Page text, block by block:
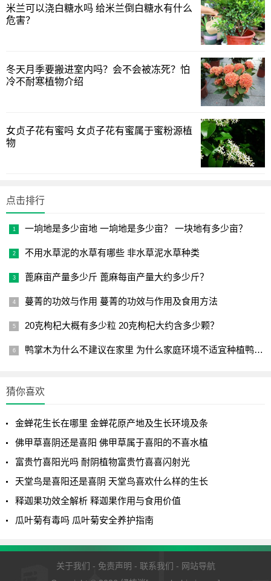
金钱树喜湿润的环境，但怕水涝，平时在浇水时，一定不
能频繁给它浇水，如果盆土长期过湿，就相当于把根系泡到
长了还容易出现根系腐烂。
在为金钱树浇水的时候，可以按照“见干见湿”的原则来进
把盆土浇透。
冬季要控制浇水，这时植株生长缓慢，需水量较少，只要
洁净，还能增加环境的湿度。
3、长期不施肥
植物花卉长得健壮、开花多，全靠有充足养分，如果平时
每10天左右为它施加一些肥料，比如可以施加一些稀薄的氮
米兰可以浇白糖水吗 给米兰倒白糖水有什么
危害？
冬天月季要搬进室内吗？会不会被冻死？怕
冷不耐寒植物介绍
女贞子花有蜜吗 女贞子花有蜜属于蜜粉源植
物
点击排行
一垧地是多少亩地 一垧地是多少亩？ 一块地有多少亩？
不用水草泥的水草有哪些 非水草泥水草种类
蓖麻亩产量多少斤 蓖麻每亩产量大约多少斤？
蔓菁的功效与作用 蔓菁的功效与作用及食用方法
20克枸杞大概有多少粒 20克枸杞大约含多少颗？
鸭掌木为什么不建议在家里 为什么家庭环境不适宜种植鸭掌木？
猜你喜欢
金蝉花生长在哪里 金蝉花原产地及生长环境及条
佛甲草喜阴还是喜阳 佛甲草属于喜阳的不喜水植
富贵竹喜阳光吗 耐阴植物富贵竹喜喜闪射光
天堂鸟是喜阳还是喜阴 天堂鸟喜欢什么样的生长
释迦果功效全解析 释迦果作用与食用价值
瓜叶菊有毒吗 瓜叶菊安全养护指南
关于我们 - 免责声明 - 联系我们 - 网站导航